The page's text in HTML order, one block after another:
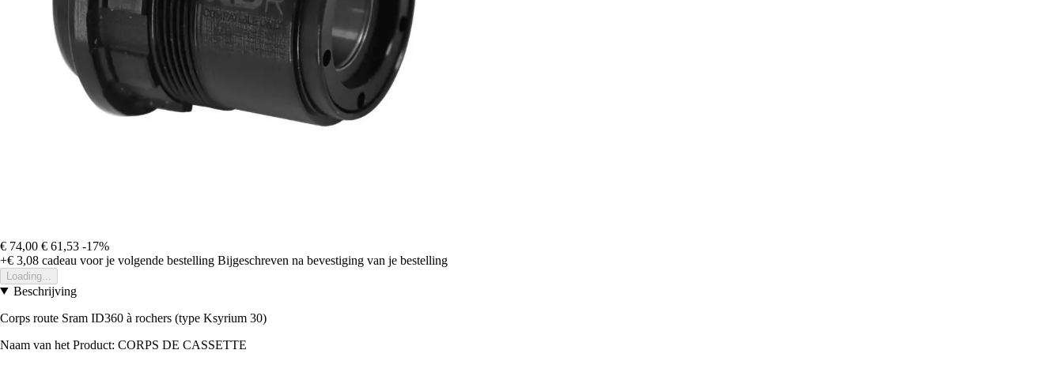
€ 74,00 € 61,53 -17%
+€ 3,08 cadeau voor je volgende bestelling Bijgeschreven na bevestiging van je bestelling
Loading...
Beschrijving
Corps route Sram ID360 à rochers (type Ksyrium 30)
Naam van het Product: CORPS DE CASSETTE